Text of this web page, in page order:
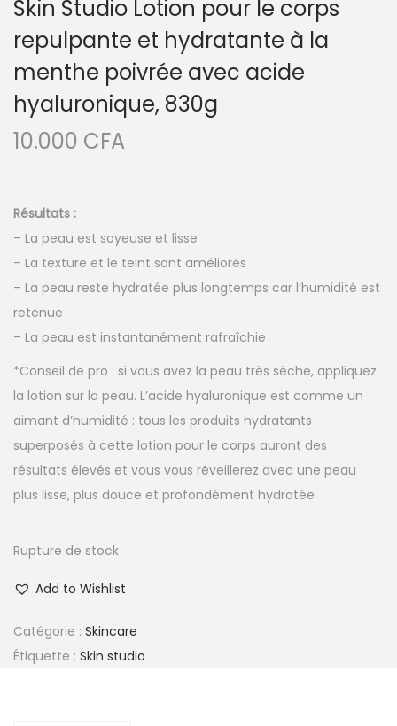
Skin Studio Lotion pour le corps
repulpante et hydratante à la
menthe poivrée avec acide
hyaluronique, 830g
10.000 CFA
Résultats :
– La peau est soyeuse et lisse
– La texture et le teint sont améliorés
– La peau reste hydratée plus longtemps car l’humidité est
retenue
– La peau est instantanément rafraîchie
*Conseil de pro : si vous avez la peau très sèche, appliquez
la lotion sur la peau. L’acide hyaluronique est comme un
aimant d’humidité : tous les produits hydratants
superposés à cette lotion pour le corps auront des
résultats élevés et vous vous réveillerez avec une peau
plus lisse, plus douce et profondément hydratée
Rupture de stock
Add to Wishlist
Catégorie : Skincare
Étiquette : Skin studio